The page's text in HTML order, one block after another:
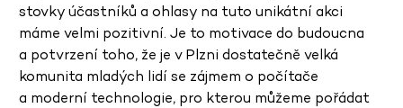
stovky účastníků a ohlasy na tuto unikátní akci
máme velmi pozitivní. Je to motivace do budoucna
a potvrzení toho, že je v Plzni dostatečně velká
komunita mladých lidí se zájmem o počítače
a moderní technologie, pro kterou můžeme pořádat